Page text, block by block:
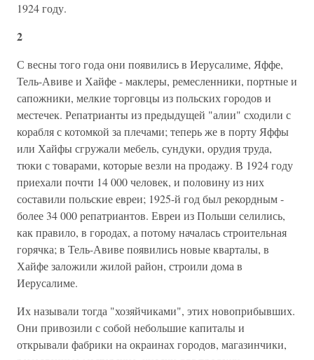
1924 году.
2
С весны того года они появились в Иерусалиме, Яффе,
Тель-Авиве и Хайфе - маклеры, ремесленники, портные и
сапожники, мелкие торговцы из польских городов и
местечек. Репатрианты из предыдущей "алии" сходили с
корабля с котомкой за плечами; теперь же в порту Яффы
или Хайфы сгружали мебель, сундуки, орудия труда,
тюки с товарами, которые везли на продажу. В 1924 году
приехали почти 14 000 человек, и половину из них
составили польские евреи; 1925-й год был рекордным -
более 34 000 репатриантов. Евреи из Польши селились,
как правило, в городах, а потому началась строительная
горячка; в Тель-Авиве появились новые кварталы, в
Хайфе заложили жилой район, строили дома в
Иерусалиме.
Их называли тогда "хозяйчиками", этих новоприбывших.
Они привозили с собой небольшие капиталы и
открывали фабрики на окраинах городов, магазинчики,